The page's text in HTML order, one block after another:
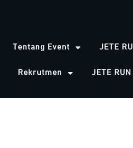
Tentang Event JETE
Rekrutmen JETE